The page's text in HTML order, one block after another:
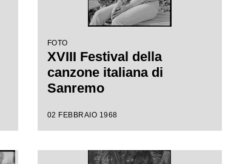
FOTO
XVIII Festival della
canzone italiana di
Sanremo
02 FEBBRAIO 1968